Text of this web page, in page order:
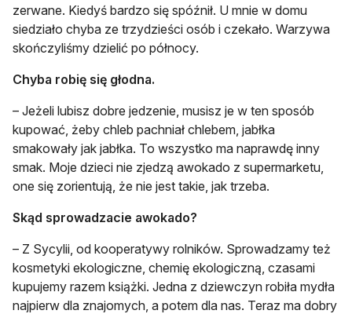
zerwane. Kiedyś bardzo się spóźnił. U mnie w domu
siedziało chyba ze trzydzieści osób i czekało. Warzywa
skończyliśmy dzielić po północy.
Chyba robię się głodna.
– Jeżeli lubisz dobre jedzenie, musisz je w ten sposób
kupować, żeby chleb pachniał chlebem, jabłka
smakowały jak jabłka. To wszystko ma naprawdę inny
smak. Moje dzieci nie zjedzą awokado z supermarketu,
one się zorientują, że nie jest takie, jak trzeba.
Skąd sprowadzacie awokado?
– Z Sycylii, od kooperatywy rolników. Sprowadzamy też
kosmetyki ekologiczne, chemię ekologiczną, czasami
kupujemy razem książki. Jedna z dziewczyn robiła mydła
najpierw dla znajomych, a potem dla nas. Teraz ma dobry